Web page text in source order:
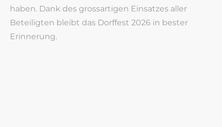
haben. Dank des grossartigen Einsatzes aller
Beteiligten bleibt das Dorffest 2026 in bester
Erinnerung.